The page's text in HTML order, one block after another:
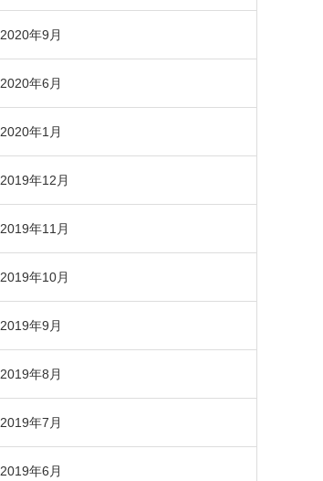
2020年9月
2020年6月
2020年1月
2019年12月
2019年11月
2019年10月
2019年9月
2019年8月
2019年7月
2019年6月